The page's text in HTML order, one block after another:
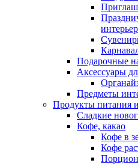
Подарочные
Аксессуары
Предметы
Продукты питания
Сладкие
Кофе, какао
Кофе в
Кофе